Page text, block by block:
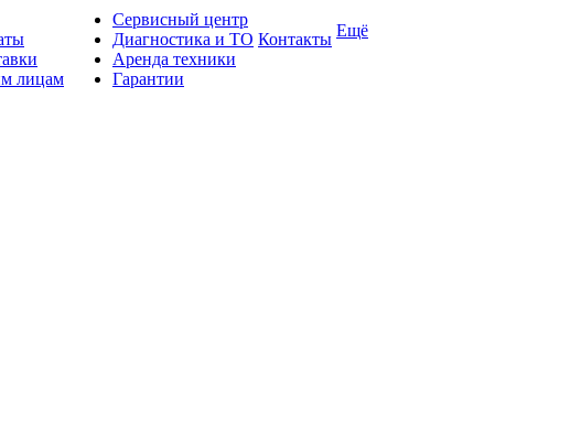
лицам
Сервисный центр
Диагностика и ТО
Аренда техники
Гарантии
Контакты Ещё